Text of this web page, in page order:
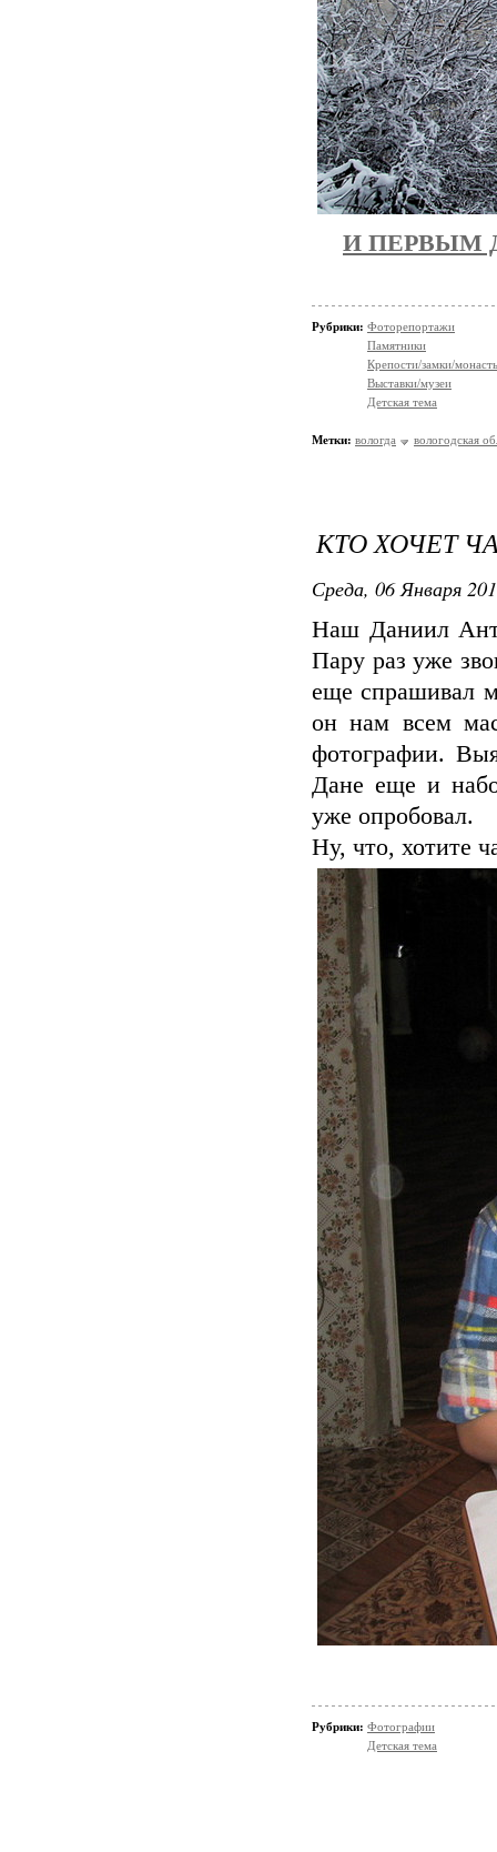
И ПЕРВЫМ
Рубрики: Фоторепортажи
Памятники
Крепости/замки/
Выставки/музеи
Детская тема
Метки: вологда вологодская
КТО ХОЧЕТ
Среда, 06 Января
Наш Даниил
Пару раз уже
еще спрашивал
он нам всем
фотографии.
Дане еще и
уже опробовал.
Ну, что, хотите
Рубрики: Фотографии
Детская тема